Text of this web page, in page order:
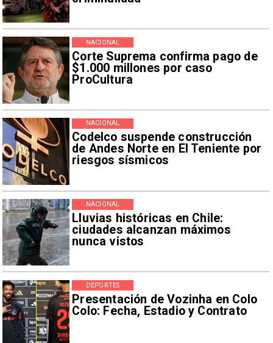
Corte Suprema confirma pago de
$1.000 millones por caso
ProCultura
NACIONAL
Codelco suspende construcción
de Andes Norte en El Teniente por
riesgos sísmicos
NACIONAL
Lluvias históricas en Chile:
ciudades alcanzan máximos
nunca vistos
NACIONAL
Presentación de Vozinha en Colo
Colo: Fecha, Estadio y Contrato
DEPORTES